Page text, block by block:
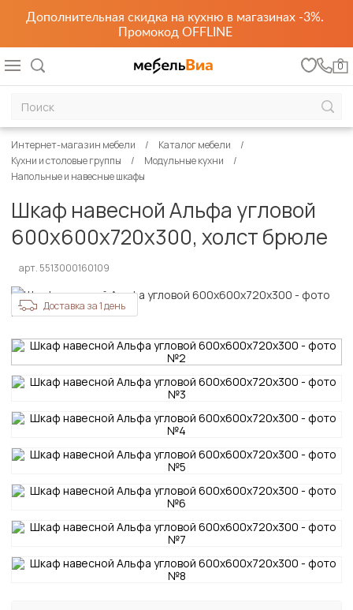
Дополнительная скидка на кухню в магазинах -3%.
Промокод OFFLINE
0
Интернет-магазин мебели
Каталог мебели
Кухни и столовые группы
Модульные кухни
Напольные и навесные шкафы
Шкаф навесной Альфа угловой
600х600х720х300, холст брюле
арт. 5513000160109
Доставка за 1 день